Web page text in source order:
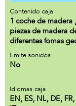
Contenido caja
1 coche de madera
piezas de madera
diferentes fomas
Emite sonidos
No
Idiomas caja
EN, ES, NL, DE, FR,